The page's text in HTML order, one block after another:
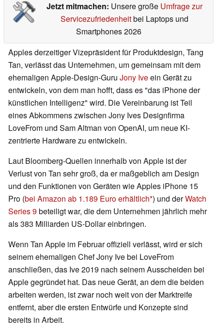
Jetzt mitmachen: Unsere große Umfrage zur
Servicezufriedenheitbei Laptops und
Smartphones 2026
Apples derzeitiger Vizepräsident für Produktdesign, Tang
Tan, verlässt das Unternehmen, um gemeinsam mit dem
ehemaligen Apple-Design-Guru Jony Iveein Gerät zu
entwickeln, von dem man hofft, dass es "das iPhone der
künstlichen Intelligenz" wird. Die Vereinbarung ist Teil
eines Abkommens zwischen Jony Ives Designfirma
LoveFrom und Sam Altman von OpenAI, um neue KI-
zentrierte Hardware zu entwickeln.
Laut Bloomberg-Quellen innerhalb von Apple ist der
Verlust von Tan sehr groß, da er maßgeblich am Design
und den Funktionen von Geräten wie Apples iPhone 15
Pro (bei Amazon ab 1.189 Euro erhältlich ) und derWatch
Series 9beteiligt war, die dem Unternehmen jährlich mehr
als 383 Milliarden US-Dollar einbringen.
Wenn Tan Apple im Februar offiziell verlässt, wird er sich
seinem ehemaligen Chef Jony Ive bei LoveFrom
anschließen, das Ive 2019 nach seinem Ausscheiden bei
Apple gegründet hat. Das neue Gerät, an dem die beiden
arbeiten werden, ist zwar noch weit von der Marktreife
entfernt, aber die ersten Entwürfe und Konzepte sind
bereits in Arbeit.